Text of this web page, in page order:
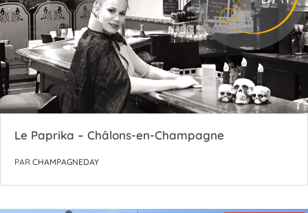
Le Paprika – Châlons-en-Champagne
PAR CHAMPAGNEDAY